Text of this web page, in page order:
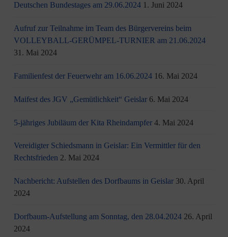
Deutschen Bundestages am 29.06.2024 1. Juni 2024
Aufruf zur Teilnahme im Team des Bürgervereins beim
VOLLEYBALL-GERÜMPEL-TURNIER am 21.06.2024
31. Mai 2024
Familienfest der Feuerwehr am 16.06.2024 16. Mai 2024
Maifest des JGV „Gemütlichkeit“ Geislar 6. Mai 2024
5-jähriges Jubiläum der Kita Rheindampfer 4. Mai 2024
Vereidigter Schiedsmann in Geislar: Ein Vermittler für den
Rechtsfrieden 2. Mai 2024
Nachbericht: Aufstellen des Dorfbaums in Geislar 30. April
2024
Dorfbaum-Aufstellung am Sonntag, den 28.04.2024 26. April
2024